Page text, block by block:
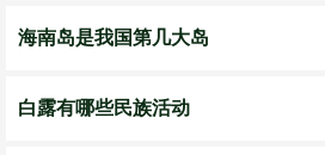
海南岛是我国第几大岛
白露有哪些民族活动